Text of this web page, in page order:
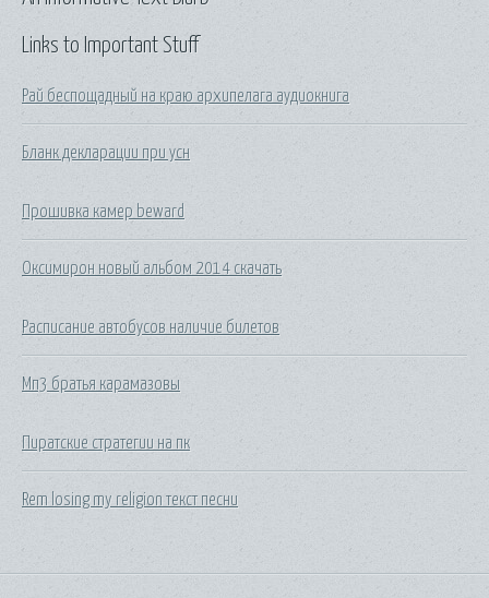
Links to Important Stuff
Рай беспощадный на краю архипелага аудиокнига
Бланк декларации при усн
Прошивка камер beward
Оксимирон новый альбом 2014 скачать
Расписание автобусов наличие билетов
Мп3 братья карамазовы
Пиратские стратегии на пк
Rem losing my religion текст песни